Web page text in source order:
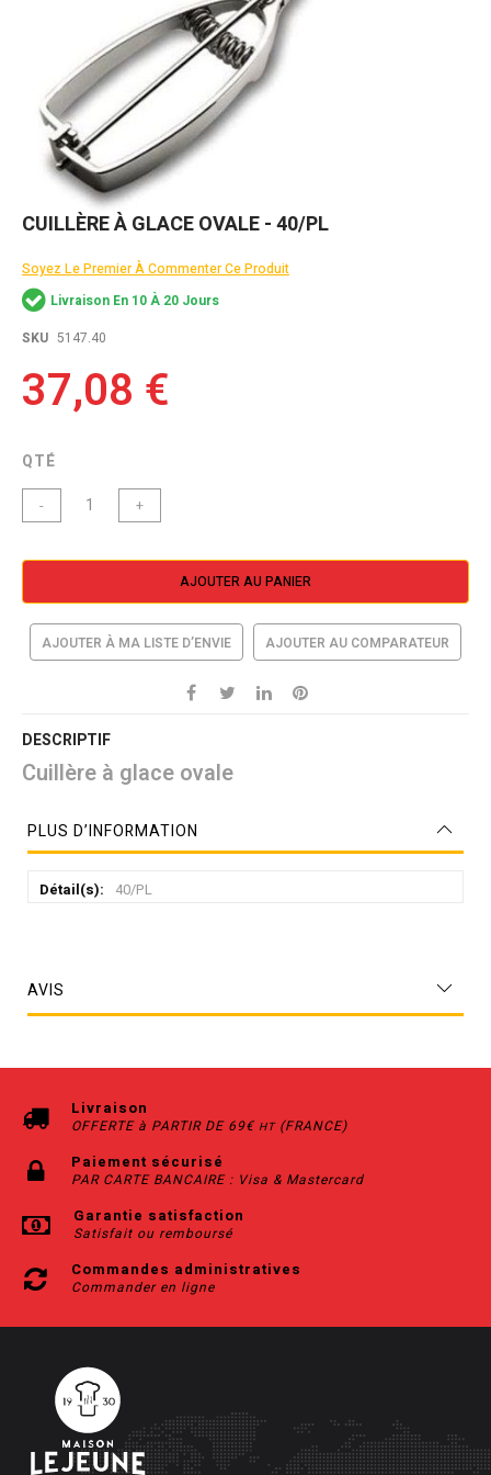
Skip
beginning
of
the
images
CUILLÈRE À GLACE OVALE - 40/PL
Soyez Le Premier À Commenter Ce Produit
Livraison En 10 À 20 Jours
SKU 5147.40
37,08 €
QTÉ
- +
AJOUTER AU PANIER
AJOUTER À MA LISTE D’ENVIE AJOUTER AU COMPARATEUR
DESCRIPTIF
Cuillère à glace ovale
PLUS D’INFORMATION
d’information
40/PL
AVIS
Livraison
OFFERTE à PARTIR DE 69€ HT(FRANCE)
Paiement sécurisé
PAR CARTE BANCAIRE : Visa & Mastercard
Garantie satisfaction
Satisfait ou remboursé
Commandes administratives
Commander en ligne